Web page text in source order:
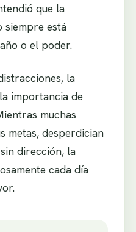
que la
siempre está
o el poder.
la
importancia de
muchas
metas, desperdician
dirección, la
cada día